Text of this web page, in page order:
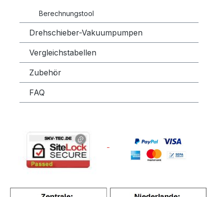
Berechnungstool
Drehschieber-Vakuumpumpen
Vergleichstabellen
Zubehör
FAQ